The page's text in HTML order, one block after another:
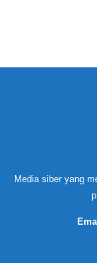
Media siber yang